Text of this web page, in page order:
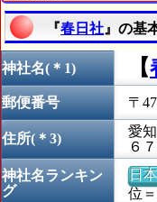
『春日社 』の基
神社名(＊1) 【
郵便番号 〒
住所(＊3)
愛
６
神社名ランキン
グ
日
位